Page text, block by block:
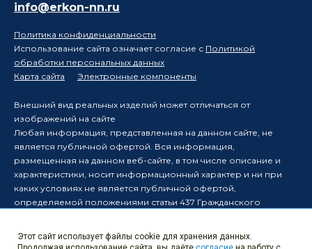
info@erkon-nn.ru
Политика конфиденциальности
Использование сайта означает согласие с Политикой
обработки персональных данных
Карта сайта
Электронные компоненты
Внешний вид реальных изделий может отличаться от
изображений на сайте
Любая информация, представленная на данном сайте, не
является публичной офертой. Вся информация,
размещенная на данном веб-сайте, в том числе описание и
характеристики, носит информационный характер и ни при
каких условиях не является публичной офертой,
определяемой положениями статьи 437 Гражданского
Производитель оставляет за собой право в одностороннем
порядке вносить изменения в информацию, размещенную на
Этот сайт использует файлы cookie для хранения данных.